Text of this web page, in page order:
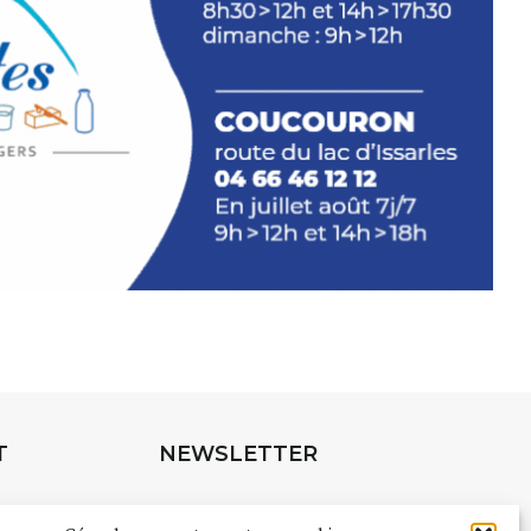
INTERVIEW
Turle, vous avez ouvert une
les rues, les caves, les granges
NEWSLETTER